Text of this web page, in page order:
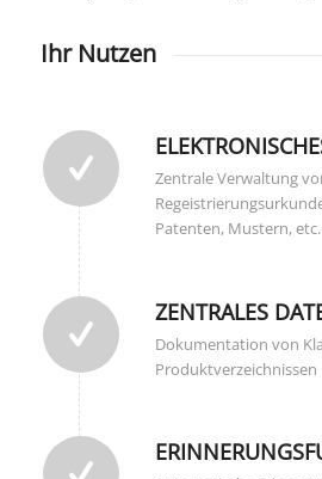
Ihr Nutzen
Zentrale Verwaltung
Patenten, Mustern, etc.
ZENTRALES
Dokumentation von
Produktverzeichnissen